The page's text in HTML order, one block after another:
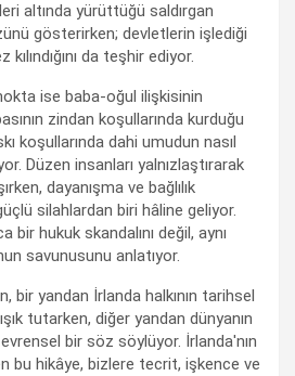
altında yürüttüğü saldırgan
gösterirken; devletlerin işlediği
da teşhir ediyor.
ise baba-oğul ilişkisinin
zindan koşullarında kurduğu
koşullarında dahi umudun nasıl
Düzen insanları yalnızlaştırarak
dayanışma ve bağlılık
silahlardan biri hâline geliyor.
bir hukuk skandalını değil, aynı
savunusunu anlatıyor.
bir yandan İrlanda halkının tarihsel
tutarken, diğer yandan dünyanın
bir söz söylüyor. İrlanda'nın
bu hikâye, bizlere tecrit, işkence ve